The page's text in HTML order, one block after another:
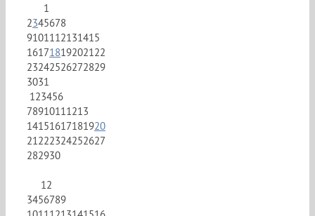
1
2345678
91011 12131415
161718192021 22
23242526272829
3031
1 23456
7891011 1213
14151617181920
21 222324252627
282930
1 2
3456789